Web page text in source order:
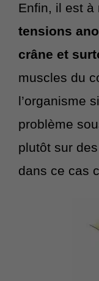
Enfin, il est à
tensions
crâne et
muscles du
l’organisme
problème
plutôt sur
dans ce cas